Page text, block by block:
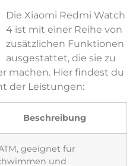
Die Xiaomi Redmi Watch
4 ist mit einer Reihe von
zusätzlichen Funktionen
ausgestattet, die sie zu
machen. Hier findest du
der Leistungen:
Beschreibung
geeignet für
und